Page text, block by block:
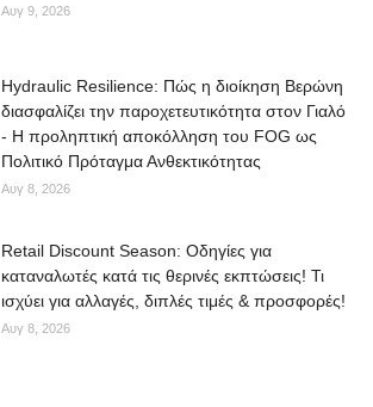
Αυγ 9, 2026
Hydraulic Resilience: Πώς η διοίκηση Βερώνη
διασφαλίζει την παροχετευτικότητα στον Γιαλό
- Η προληπτική αποκόλληση του FOG ως
Πολιτικό Πρόταγμα Ανθεκτικότητας
Αυγ 8, 2026
Retail Discount Season: Οδηγίες για
καταναλωτές κατά τις θερινές εκπτώσεις! Τι
ισχύει για αλλαγές, διπλές τιμές & προσφορές!
Αυγ 8, 2026